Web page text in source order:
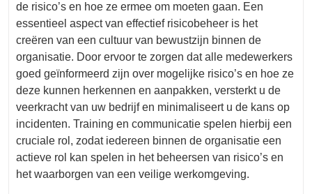
de risico’s en hoe ze ermee om moeten gaan. Een
essentieel aspect van effectief risicobeheer is het
creëren van een cultuur van bewustzijn binnen de
organisatie. Door ervoor te zorgen dat alle medewerkers
goed geïnformeerd zijn over mogelijke risico’s en hoe ze
deze kunnen herkennen en aanpakken, versterkt u de
veerkracht van uw bedrijf en minimaliseert u de kans op
incidenten. Training en communicatie spelen hierbij een
cruciale rol, zodat iedereen binnen de organisatie een
actieve rol kan spelen in het beheersen van risico’s en
het waarborgen van een veilige werkomgeving.